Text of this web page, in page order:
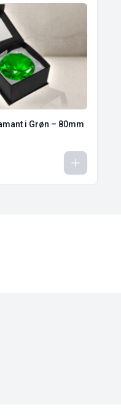
Kæmpe Juvel / diamant i Grøn – 80mm